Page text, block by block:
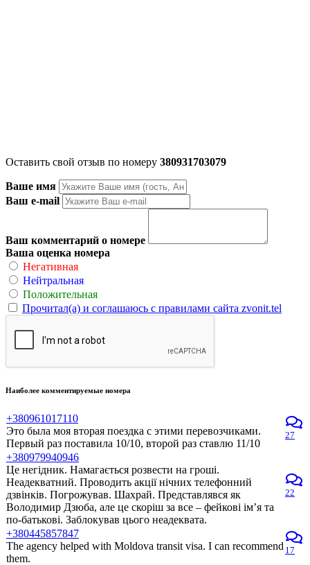
Оставить свой отзыв по номеру 380931703079
Ваше имя
Ваш e-mail
Ваш комментарий о номере
Ваша оценка номера
Негативная
Нейтральная
Положительная
Прочитал(а) и соглашаюсь с правилами сайта zvonit.tel
Наиболее комментируемые номера
+380961017110
Это была моя вторая поездка с этими перевозчиками.
Первый раз поставила 10/10, второй раз ставлю 11/10
27
+380979940946
Це негідник. Намагається розвести на гроші.
Неадекватний. Проводить акції нічних телефонний
дзвінків. Погрожував. Шахрай. Представлявся як
Володимир Дзюба, але це скоріш за все – фейкові ім’я та
по-батькові. Заблокував цього неадеквата.
22
+380445857847
The agency helped with Moldova transit visa. I can recommend
them.
17